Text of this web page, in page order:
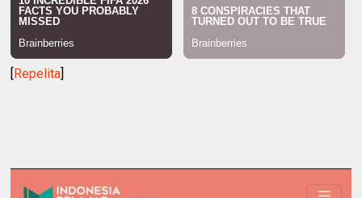
[Repelita]